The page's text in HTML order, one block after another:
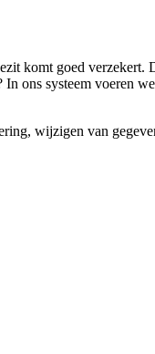
komt goed
ons systeem voeren
wijzigen van